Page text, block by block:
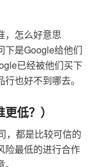
，怎么好意思
下是Google给他们
已经被他们买下
也好不到哪去。
低？）
，都是比较可信的
险最低的进行合作